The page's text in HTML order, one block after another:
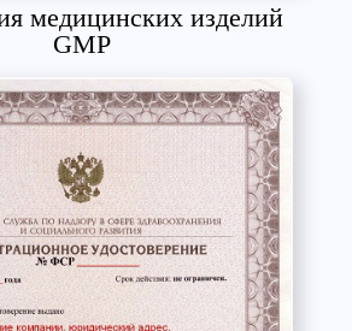
медицинских изделий
GMP